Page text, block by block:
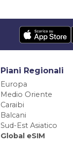
Piani Regionali
Europa
Medio Oriente
Caraibi
Balcani
Sud-Est Asiatico
Global eSIM